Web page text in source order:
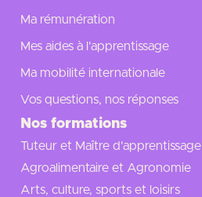
Ma rémunération
Mes aides à l'apprentissage
Ma mobilité internationale
Vos questions, nos réponses
Nos formations
Tuteur et Maître d'apprentissage
Agroalimentaire et Agronomie
Arts, culture, sports et loisirs